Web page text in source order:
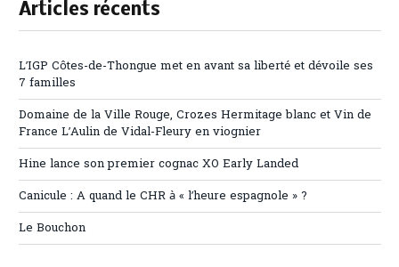
Articles récents
L’IGP Côtes-de-Thongue met en avant sa liberté et dévoile ses
7 familles
Domaine de la Ville Rouge, Crozes Hermitage blanc et Vin de
France L’Aulin de Vidal-Fleury en viognier
Hine lance son premier cognac XO Early Landed
Canicule : A quand le CHR à « l’heure espagnole » ?
Le Bouchon